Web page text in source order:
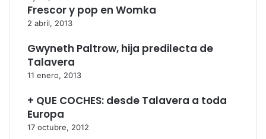
Frescor y pop en Womka
2 abril, 2013
Gwyneth Paltrow, hija predilecta de
Talavera
11 enero, 2013
+ QUE COCHES: desde Talavera a toda
Europa
17 octubre, 2012